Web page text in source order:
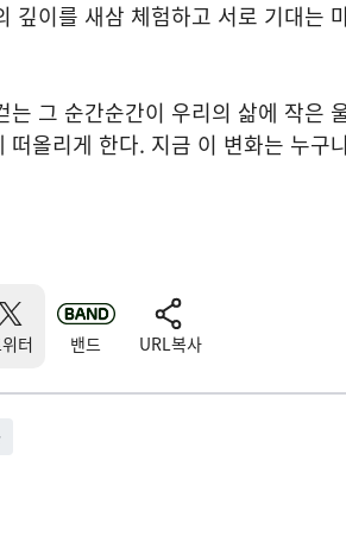
깊이를 새삼 체험하고 서로 기대는
그 순간순간이 우리의 삶에 작은
올리게 한다. 지금 이 변화는 누구
터 밴드 URL복사